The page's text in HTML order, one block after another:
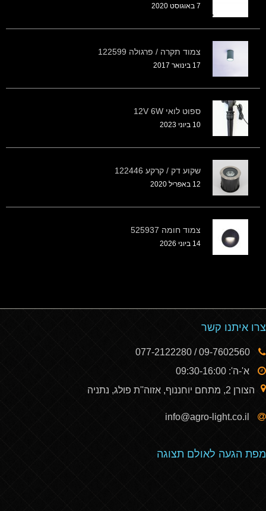
7 באוגוסט 2020
צמוד תקרה / פרגולה 122599
17 בינואר 2017
ספוט לואי 12V 6W
10 ביוני 2023
שקוע דק / קרקע 122446
12 באפריל 2020
צמוד חומה 525937
14 ביוני 2026
צרו איתנו קשר
א'-ה': 09:30-16:00
הצורן 2, מתחם יוחננוף, אזוה''ת פולג, נתניה
מפת הגעה לאולם תצוגה